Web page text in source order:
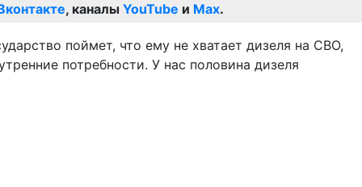
, каналы YouTube и Max.
поймет, что ему не хватает дизеля на СВО,
потребности. У нас половина дизеля